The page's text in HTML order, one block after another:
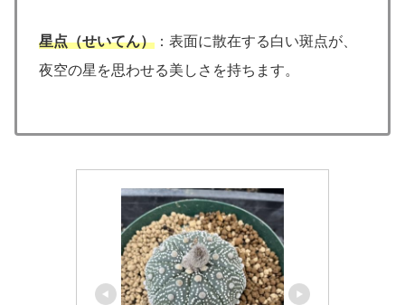
星点（せいてん） ：表面に散在する白い斑点が、
夜空の星を思わせる美しさを持ちます。